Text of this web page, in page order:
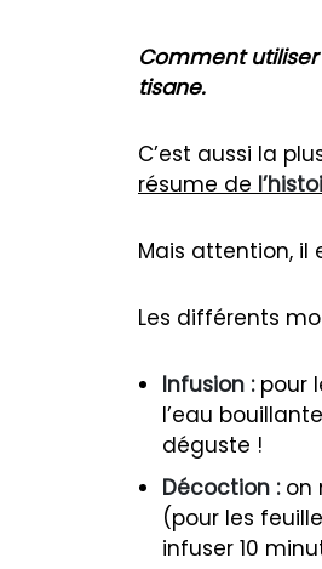
Comment
tisane.
C’est aussi la
résume de
Mais attention, il
Les différents
Infusion :pour
l’eau
déguste !
Décoction :on
(pour les
infuser 10